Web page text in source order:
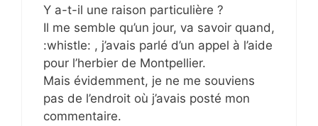
Y a-t-il une raison particulière ?
Il me semble qu’un jour, va savoir quand,
:whistle: , j’avais parlé d’un appel à l’aide
pour l’herbier de Montpellier.
Mais évidemment, je ne me souviens
pas de l’endroit où j’avais posté mon
commentaire.